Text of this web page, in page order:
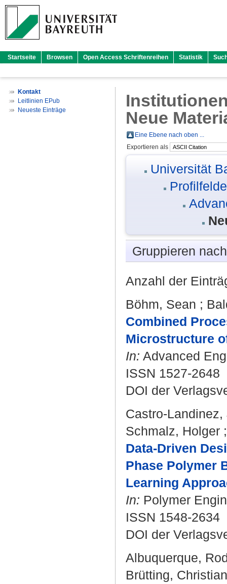
Startseite Browsen Open Access Schriftenreihen Statistik
Kontakt
Leitlinien EPub
Neueste Einträge
Neue
Eine Ebene nach oben ...
Exportieren als
Universität
Gruppieren
Anzahl der
Böhm, Sean ;
Combined
Microstructure
In: Advanced
ISSN 1527-2648
DOI der
Castro-
Schmalz, Holger
Data-Driven
Phase Polymer
Learning
In: Polymer
ISSN 1548-2634
DOI der
Albuquerque,
Brütting, Christian